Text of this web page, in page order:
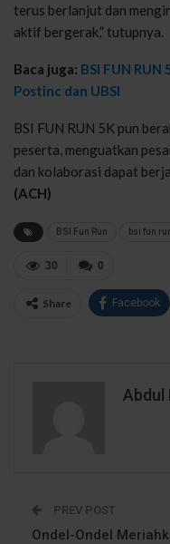
terus berlanjut dan
aktif bergerak,” tutupnya.
Baca juga: BSI FUN RUN
Postinc dan UBSI
BSI FUN RUN 5K pun
peserta, menguatkan
dan kolaborasi dapat
(ACH)
BSI Fun Run bsi fun
0
30
Share Facebook
Abdul
PREV POST
Ondel-Ondel